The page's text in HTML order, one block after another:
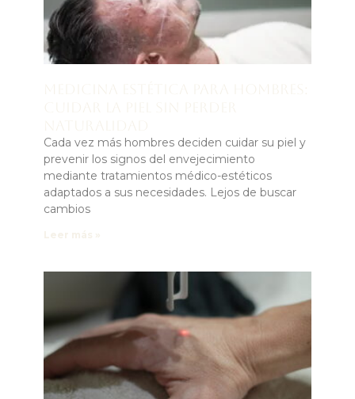
Cada vez más hombres deciden cuidar su piel y
prevenir los signos del envejecimiento
mediante tratamientos médico-estéticos
adaptados a sus necesidades. Lejos de buscar
cambios